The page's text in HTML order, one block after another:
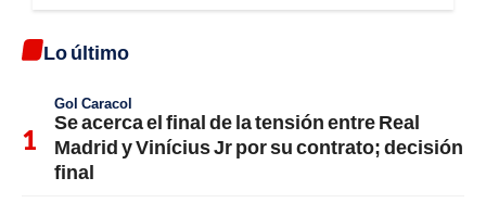
Lo último
Gol Caracol
Se acerca el final de la tensión entre Real
Madrid y Vinícius Jr por su contrato; decisión
final